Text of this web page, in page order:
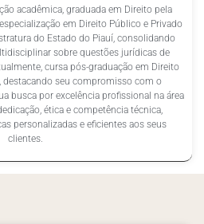
acadêmica, graduada em Direito pela
em Direito Público e Privado
do Estado do Piauí, consolidando
sobre questões jurídicas de
cursa pós-graduação em Direito
destacando seu compromisso com o
busca por excelência profissional na área
ética e competência técnica,
personalizadas e eficientes aos seus
clientes.